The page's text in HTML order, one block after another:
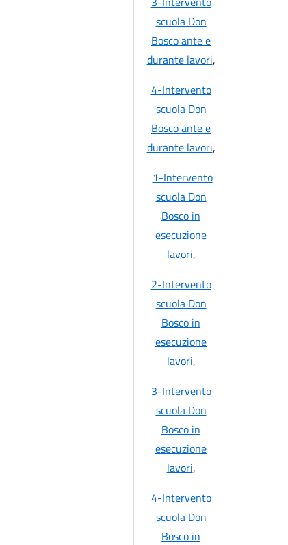
scuola Don
Bosco ante e
durante lavori,
4-Intervento
scuola Don
Bosco ante e
durante lavori,
1-Intervento
scuola Don
Bosco in
esecuzione
lavori,
2-Intervento
scuola Don
Bosco in
esecuzione
lavori,
3-Intervento
scuola Don
Bosco in
esecuzione
lavori,
4-Intervento
scuola Don
Bosco in